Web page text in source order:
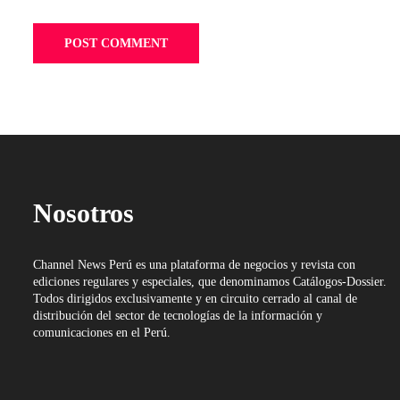
Nosotros
Channel News Perú es una plataforma de negocios y revista con
ediciones regulares y especiales, que denominamos Catálogos-Dossier.
Todos dirigidos exclusivamente y en circuito cerrado al canal de
distribución del sector de tecnologías de la información y
comunicaciones en el Perú.